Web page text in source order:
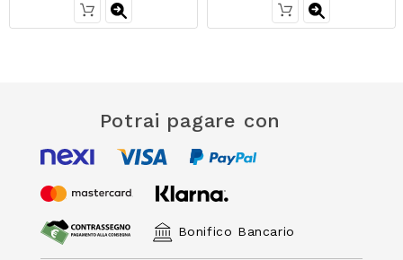
Potrai pagare con
Bonifico Bancario